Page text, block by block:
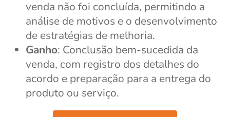
venda não foi concluída, permitindo a
análise de motivos e o desenvolvimento
de estratégias de melhoria.
Ganho: Conclusão bem-sucedida da
venda, com registro dos detalhes do
acordo e preparação para a entrega do
produto ou serviço.